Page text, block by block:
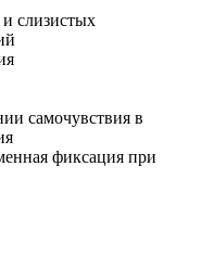
и слизистых
самочувствия в
фиксация при